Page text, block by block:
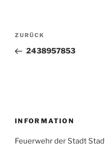
Beitragsnavigation
Vorheriger
Beitrag
ZURÜCK
2438957853
INFORMATION
Feuerwehr der Stadt